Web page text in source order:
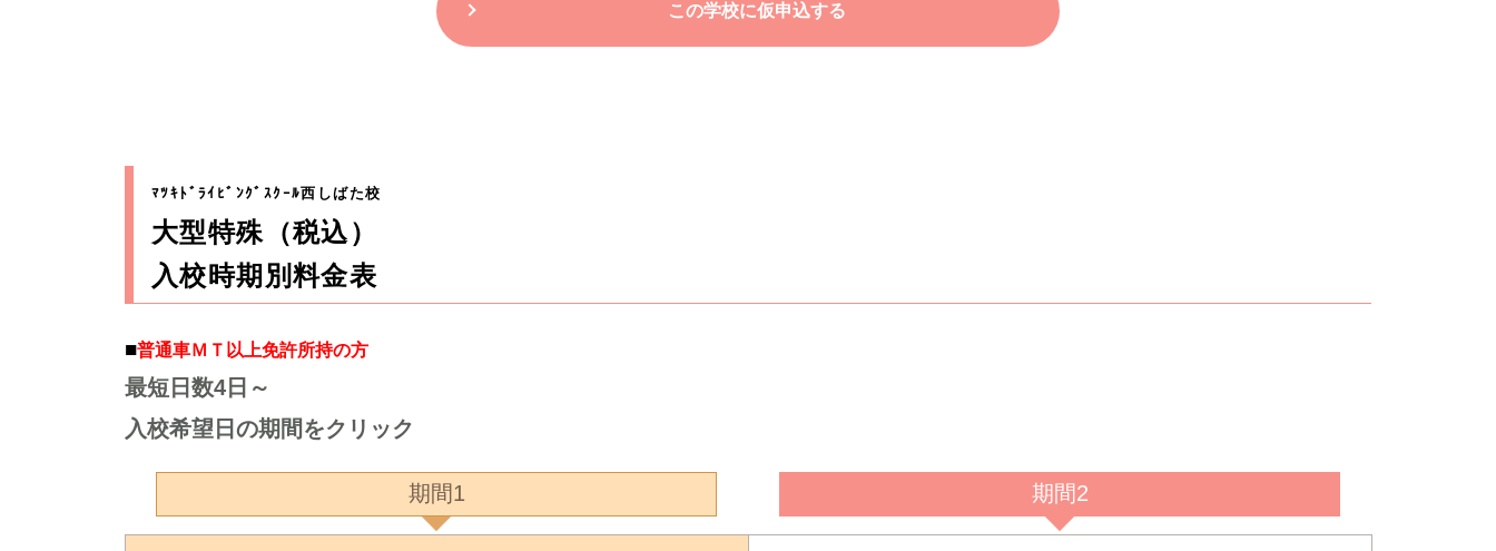
この学校に仮申込する
ﾏﾂｷﾄﾞﾗｲﾋﾞﾝｸﾞｽｸｰﾙ西しばた校
大型特殊（税込）
入校時期別料金表
■普通車ＭＴ以上免許所持の方
最短日数4日～
入校希望日の期間をクリック
期間1 期間2